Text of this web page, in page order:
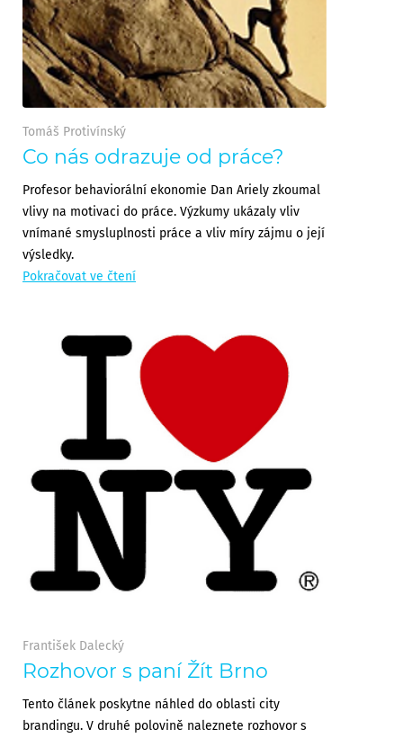
Tomáš Protivínský
Co nás odrazuje od práce?
Profesor behaviorální ekonomie Dan Ariely zkoumal
vlivy na motivaci do práce. Výzkumy ukázaly vliv
vnímané smysluplnosti práce a vliv míry zájmu o její
výsledky.
Pokračovat ve čtení
František Dalecký
Rozhovor s paní Žít Brno
Tento článek poskytne náhled do oblasti city
brandingu. V druhé polovině naleznete rozhovor s